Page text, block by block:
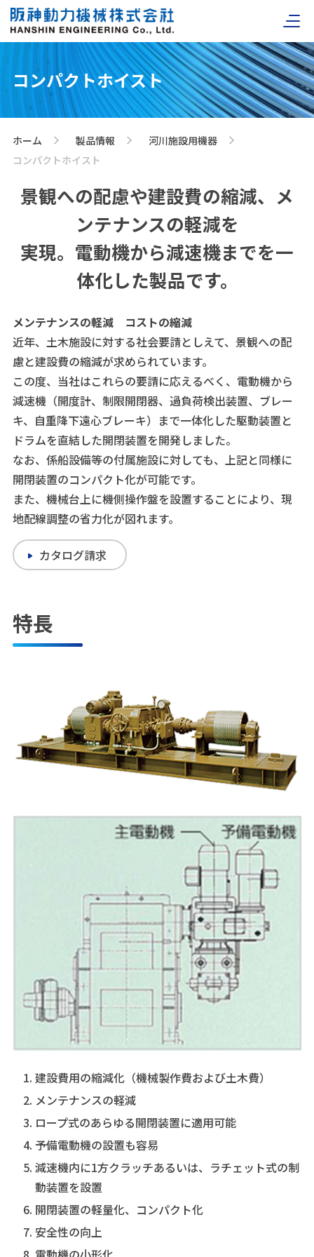
コンパクトホイスト
ホーム 製品情報 河川施設用機器
コンパクトホイスト
景観への配慮や建設費の縮減、メ
ンテナンスの軽減を
実現。電動機から減速機までを一
体化した製品です。
メンテナンスの軽減 コストの縮減
近年、土木施設に対する社会要請としえて、景観への配
慮と建設費の縮減が求められています。
この度、当社はこれらの要請に応えるべく、電動機から
減速機（開度計、制限開閉器、過負荷検出装置、ブレー
キ、自重降下遠心ブレーキ）まで一体化した駆動装置と
ドラムを直結した開閉装置を開発しました。
なお、係船設備等の付属施設に対しても、上記と同様に
開閉装置のコンパクト化が可能です。
また、機械台上に機側操作盤を設置することにより、現
地配線調整の省力化が図れます。
カタログ請求
特長
建設費用の縮減化（機械製作費および土木費）
メンテナンスの軽減
ロープ式のあらゆる開閉装置に適用可能
予備電動機の設置も容易
減速機内に1方クラッチあるいは、ラチェット式の制
動装置を設置
開閉装置の軽量化、コンパクト化
安全性の向上